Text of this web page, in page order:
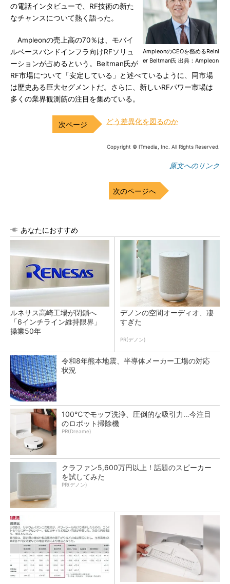
AmpleonのCEOを務めるReini
er Beltman氏 出典：Ampleon
の電話インタビューで、RF技術の新た
なチャンスについて熱く語った。
Ampleonの売上高の70％は、モバイ
ルベースバンドインフラ向けRFソリュ
ーションが占めるという。Beltman氏が
RF市場について「安定している」と述べているように、同市場
は歴史ある巨大セグメントだ。さらに、新しいRFパワー市場は
多くの業界観測筋の注目を集めている。
どう差異化を図るのか
Copyright © ITmedia, Inc. All Rights Reserved.
原文へのリンク
次のページへ
あなたにおすすめ
ルネサス高崎工場が閉鎖へ
「6インチライン維持限界」
操業50年
デノンの空間オーディオ、凄
すぎた
PR(デノン)
令和8年熊本地震、半導体メーカー工場の対応
状況
100℃でモップ洗浄、圧倒的な吸引力…今注目
のロボット掃除機
PR(Dreame)
クラファン5,600万円以上！話題のスピーカー
を試してみた
PR(デノン)